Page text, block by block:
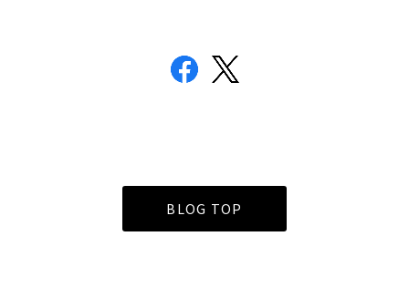
BLOG TOP